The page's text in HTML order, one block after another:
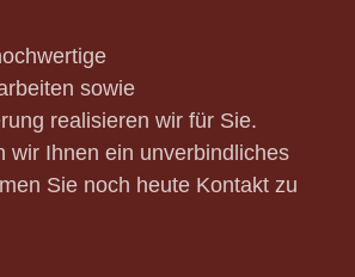
sowie
realisieren wir für Sie.
wir Ihnen ein unverbindliches
Sie noch heute Kontakt zu